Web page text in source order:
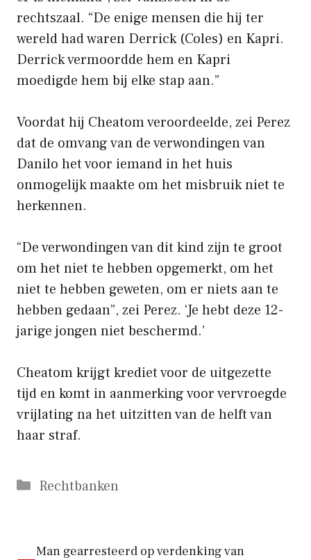
rechtszaal. “De enige mensen die hij ter
wereld had waren Derrick (Coles) en Kapri.
Derrick vermoordde hem en Kapri
moedigde hem bij elke stap aan.”
Voordat hij Cheatom veroordeelde, zei Perez
dat de omvang van de verwondingen van
Danilo het voor iemand in het huis
onmogelijk maakte om het misbruik niet te
herkennen.
“De verwondingen van dit kind zijn te groot
om het niet te hebben opgemerkt, om het
niet te hebben geweten, om er niets aan te
hebben gedaan”, zei Perez. ‘Je hebt deze 12-
jarige jongen niet beschermd.’
Cheatom krijgt krediet voor de uitgezette
tijd en komt in aanmerking voor vervroegde
vrijlating na het uitzitten van de helft van
haar straf.
Categorieën
Rechtbanken
Man gearresteerd op verdenking van